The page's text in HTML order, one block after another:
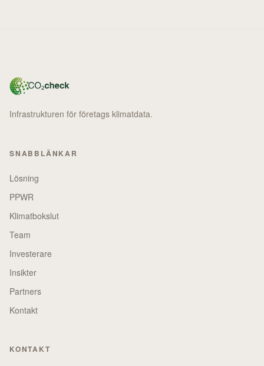
Infrastrukturen för företags klimatdata.
SNABBLÄNKAR
Lösning
PPWR
Klimatbokslut
Team
Investerare
Insikter
Partners
Kontakt
KONTAKT